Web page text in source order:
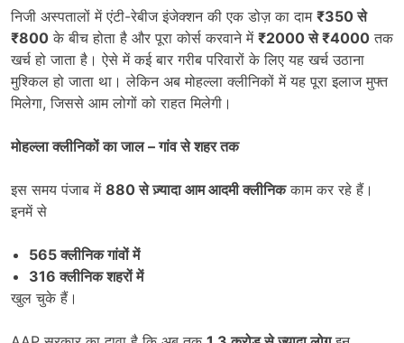
निजी अस्पतालों में एंटी-रेबीज इंजेक्शन की एक डोज़ का दाम ₹350से
₹800 के बीच होता है और पूरा कोर्स करवाने में ₹2000से ₹4000 तक
खर्च हो जाता है। ऐसे में कई बार गरीब परिवारों के लिए यह खर्च उठाना
मुश्किल हो जाता था। लेकिन अब मोहल्ला क्लीनिकों में यह पूरा इलाज मुफ्त
मिलेगा, जिससे आम लोगों को राहत मिलेगी।
मोहल्ला क्लीनिकों का जाल–गांव से शहर तक
इस समय पंजाब में 880से ज़्यादा आम आदमी क्लीनिककाम कर रहे हैं।
इनमें से
565क्लीनिक गांवों में
316क्लीनिक शहरों में
खुल चुके हैं।